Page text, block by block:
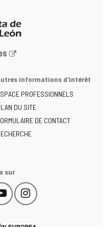
informations d'intérêt
PROFESSIONNELS
DU SITE
DE CONTACT
sur
YouTube
Este
enlace
Instagram
Este
enlace